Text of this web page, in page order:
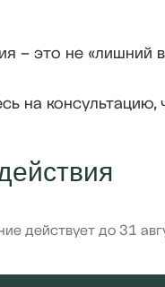
– это не «лишний
на
действует до 31